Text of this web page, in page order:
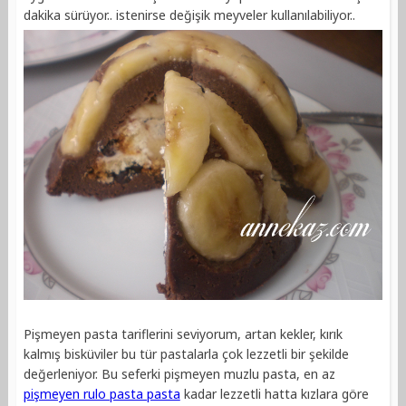
dakika sürüyor.. istenirse değişik meyveler kullanılabiliyor..
Pişmeyen pasta tariflerini seviyorum, artan kekler, kırık
kalmış bisküviler bu tür pastalarla çok lezzetli bir şekilde
değerleniyor. Bu seferki pişmeyen muzlu pasta, en az
pişmeyen rulo pasta pasta kadar lezzetli hatta kızlara göre